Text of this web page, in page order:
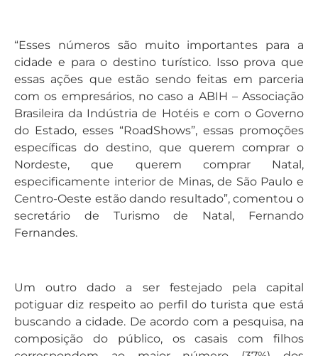
“Esses números são muito importantes para a
cidade e para o destino turístico. Isso prova que
essas ações que estão sendo feitas em parceria
com os empresários, no caso a ABIH – Associação
Brasileira da Indústria de Hotéis e com o Governo
do Estado, esses “RoadShows”, essas promoções
específicas do destino, que querem comprar o
Nordeste, que querem comprar Natal,
especificamente interior de Minas, de São Paulo e
Centro-Oeste estão dando resultado”, comentou o
secretário de Turismo de Natal, Fernando
Fernandes.
Um outro dado a ser festejado pela capital
potiguar diz respeito ao perfil do turista que está
buscando a cidade. De acordo com a pesquisa, na
composição do público, os casais com filhos